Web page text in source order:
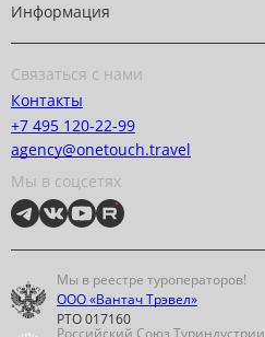
Информация
Связаться с нами
Контакты
+7 495 120-22-99
agency@onetouch.travel
Мы в соцсетях
Мы в реестре туроператоров!
ООО «Вантач Трэвел»
РТО 017160